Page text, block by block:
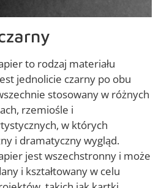
to rodzaj materiału
jednolicie czarny po obu
stosowany w różnych
rzemiośle i
w których
i dramatyczny wygląd.
jest wszechstronny i może
i kształtowany w celu